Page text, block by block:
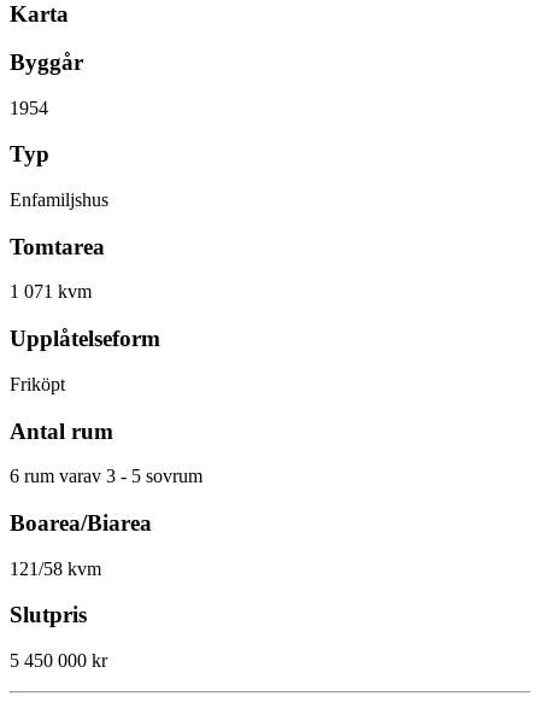
Karta
Byggår
1954
Typ
Enfamiljshus
Tomtarea
1 071 kvm
Upplåtelseform
Friköpt
Antal rum
6 rum varav 3 - 5 sovrum
Boarea/Biarea
121/58 kvm
Slutpris
5 450 000 kr